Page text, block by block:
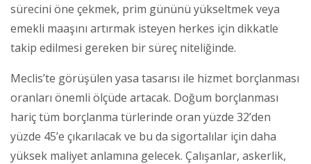
sürecini öne çekmek, prim gününü yükseltmek veya
emekli maaşını artırmak isteyen herkes için dikkatle
takip edilmesi gereken bir süreç niteliğinde.
Meclis’te görüşülen yasa tasarısı ile hizmet borçlanması
oranları önemli ölçüde artacak. Doğum borçlanması
hariç tüm borçlanma türlerinde oran yüzde 32’den
yüzde 45’e çıkarılacak ve bu da sigortalılar için daha
yüksek maliyet anlamına gelecek. Çalışanlar, askerlik,